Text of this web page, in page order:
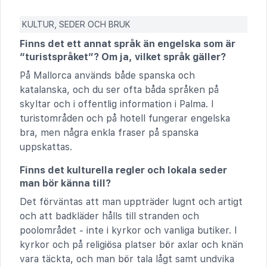
KULTUR, SEDER OCH BRUK
Finns det ett annat språk än engelska som är
“turistspråket”? Om ja, vilket språk gäller?
På Mallorca används både spanska och
katalanska, och du ser ofta båda språken på
skyltar och i offentlig information i Palma. I
turistområden och på hotell fungerar engelska
bra, men några enkla fraser på spanska
uppskattas.
Finns det kulturella regler och lokala seder
man bör känna till?
Det förväntas att man uppträder lugnt och artigt
och att badkläder hålls till stranden och
poolområdet - inte i kyrkor och vanliga butiker. I
kyrkor och på religiösa platser bör axlar och knän
vara täckta, och man bör tala lågt samt undvika